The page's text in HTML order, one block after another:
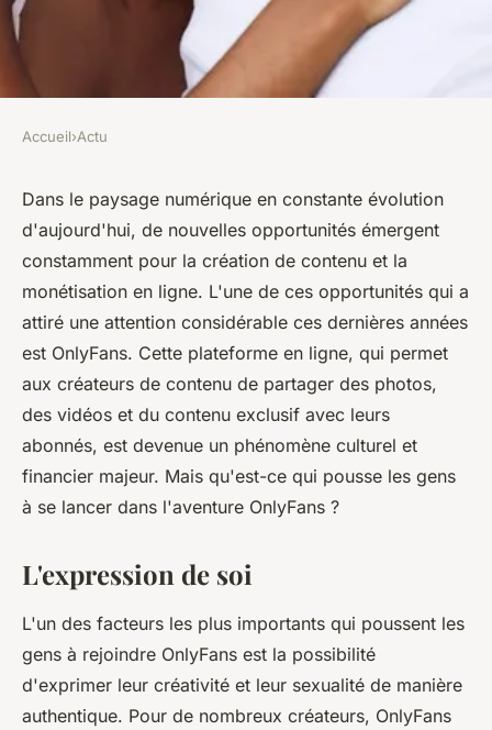
Pourquoi les gens vont sur
OnlyFans ?
léonne•17 mars 2024•2 min de lecture
Accueil›Actu
Dans le paysage numérique en constante évolution
d'aujourd'hui, de nouvelles opportunités émergent
constamment pour la création de contenu et la
monétisation en ligne. L'une de ces opportunités qui a
attiré une attention considérable ces dernières années
est OnlyFans. Cette plateforme en ligne, qui permet
aux créateurs de contenu de partager des photos,
des vidéos et du contenu exclusif avec leurs
abonnés, est devenue un phénomène culturel et
financier majeur. Mais qu'est-ce qui pousse les gens
à se lancer dans l'aventure OnlyFans ?
L'expression de soi
L'un des facteurs les plus importants qui poussent les
gens à rejoindre OnlyFans est la possibilité
d'exprimer leur créativité et leur sexualité de manière
authentique. Pour de nombreux créateurs, OnlyFans